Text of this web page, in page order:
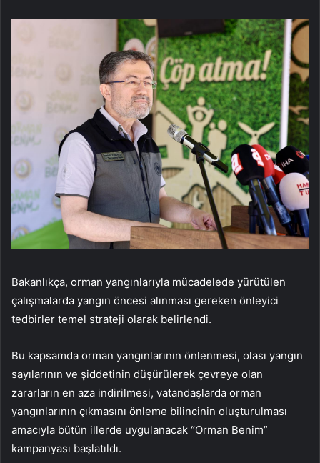
Bakanlıkça, orman yangınlarıyla mücadelede yürütülen
çalışmalarda yangın öncesi alınması gereken önleyici
tedbirler temel strateji olarak belirlendi.
Bu kapsamda orman yangınlarının önlenmesi, olası yangın
sayılarının ve şiddetinin düşürülerek çevreye olan
zararların en aza indirilmesi, vatandaşlarda orman
yangınlarının çıkmasını önleme bilincinin oluşturulması
amacıyla bütün illerde uygulanacak “Orman Benim”
kampanyası başlatıldı.